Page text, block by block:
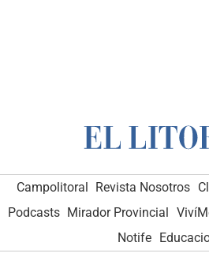
Campolitoral Revista Nosotros
Podcasts Mirador Provincial
Notife